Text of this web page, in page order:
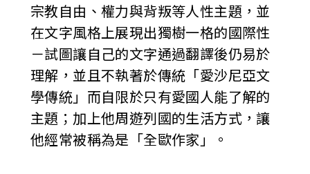
宗教自由、權力與背叛等人性主題，並
在文字風格上展現出獨樹一格的國際性
－試圖讓自己的文字通過翻譯後仍易於
理解，並且不執著於傳統「愛沙尼亞文
學傳統」而自限於只有愛國人能了解的
主題；加上他周遊列國的生活方式，讓
他經常被稱為是「全歐作家」。